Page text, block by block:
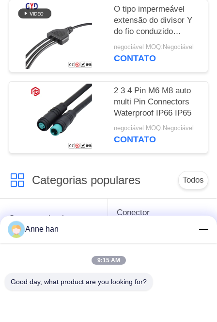
O tipo impermeável
extensão do divisor Y
do fio conduzido
cabografa 2 Pin Wire
Connectors
negociável MOQ:Negociável
CONTATO
2 3 4 Pin M6 M8 auto
multi Pin Connectors
Waterproof IP66 IP65
negociável MOQ:Negociável
CONTATO
Categorias populares Todos
Conector circular
impermeável
Conector
dados
E27
Anne han
9:15 AM
Good day, what product are you looking for?